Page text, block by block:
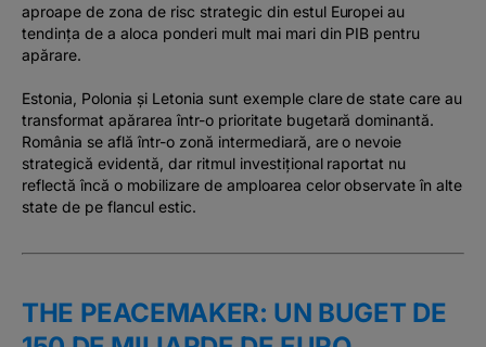
aproape de zona de risc strategic din estul Europei au
tendința de a aloca ponderi mult mai mari din PIB pentru
apărare.
Estonia, Polonia și Letonia sunt exemple clare de state care au
transformat apărarea într-o prioritate bugetară dominantă.
România se află într-o zonă intermediară, are o nevoie
strategică evidentă, dar ritmul investițional raportat nu
reflectă încă o mobilizare de amploarea celor observate în alte
state de pe flancul estic.
THE PEACEMAKER: UN BUGET DE